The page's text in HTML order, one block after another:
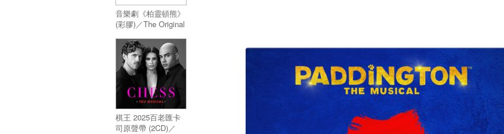
音樂劇《柏靈頓熊》
(彩膠)／The Original
The Musical (Color
LP)
棋王 2025百老匯卡
司原聲帶 (2CD)／